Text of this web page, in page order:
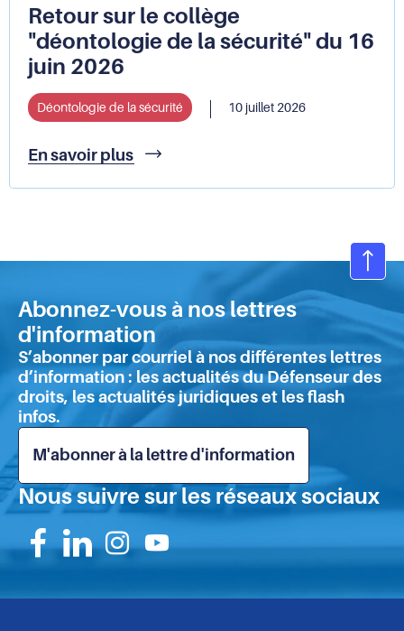
recommande
une
réforme
juridique
Retour sur le collège
"déontologie de la sécurité" du 16
juin 2026
Déontologie de la sécurité 10 juillet 2026
En savoir plus
Retour
le
la
du
juin
2026
de
Abonnez-vous à nos lettres
d'information
S’abonner par courriel à nos différentes lettres
d’information : les actualités du Défenseur des
droits, les actualités juridiques et les flash
infos.
M'abonner à la lettre d'information
Nous suivre sur les réseaux sociaux
Suivez-
nous
Suivez-
nous
Suivez-
nous
Suivez-
nous